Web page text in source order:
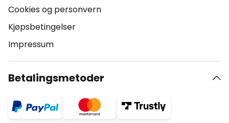
Cookies og personvern
Kjøpsbetingelser
Impressum
Betalingsmetoder